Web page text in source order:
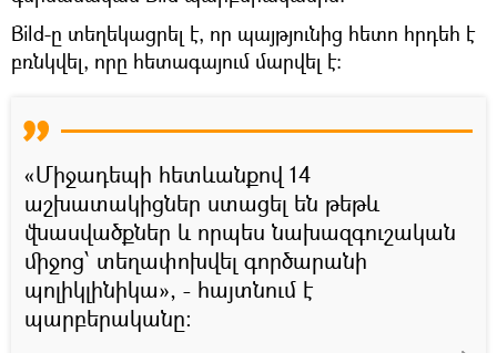
Bild-ը տեղեկացրել է, որ պայթյունից հետո հրդեհ է
բռնկվել, որը հետագայում մարվել է։
«Միջադեպի հետևանքով 14
աշխատակիցներ ստացել են թեթև
վնասվածքներ և որպես նախազգուշական
միջոց՝ տեղափոխվել գործարանի
պոլիկլինիկա», - հայտնում է
պարբերականը: